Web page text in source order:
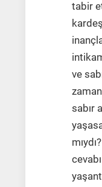
tabir
ve
sabır